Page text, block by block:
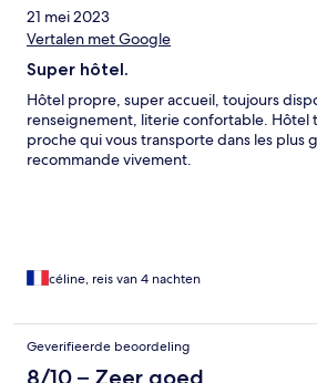
21 mei 2023
Vertalen met Google
Super hôtel.
Hôtel propre, super accueil, toujours
renseignement, literie confortable. Hôtel
proche qui vous transporte dans les plus
recommande vivement.
céline, reis van 4 nachten
Geverifieerde beoordeling